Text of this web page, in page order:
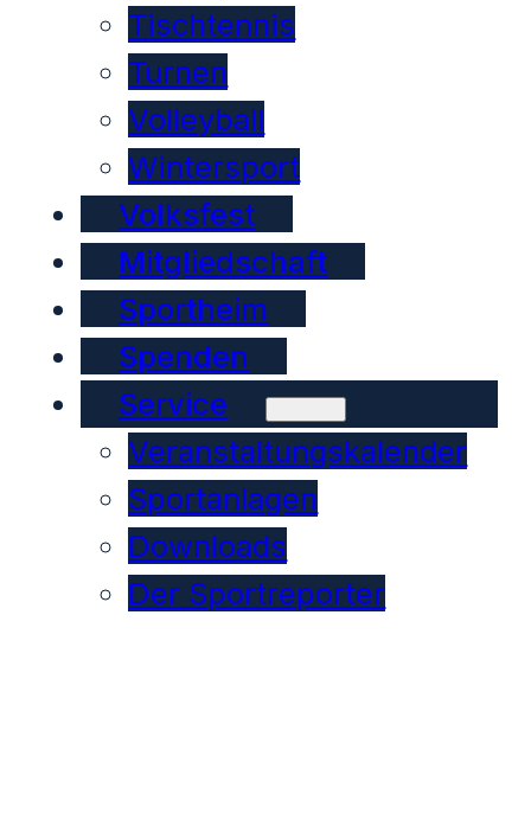
Tischtennis
Turnen
Volleyball
Wintersport
Volksfest
Mitgliedschaft
Sportheim
Spenden
Service
Veranstaltungskalender
Sportanlagen
Downloads
Der Sportreporter